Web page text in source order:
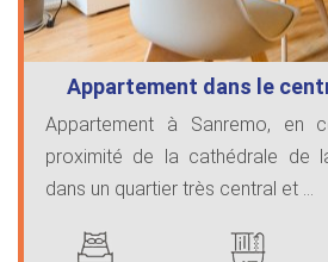
Appartement dans le
Appartement à Sanremo, en
proximité de la cathédrale de
dans un quartier très central et ...